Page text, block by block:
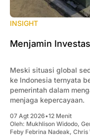
INSIGHT
Menjamin
Meski situasi global
ke Indonesia ternyata
pemerintah dalam
menjaga kepercayaan.
07 Agt 2026•12 Menit
Oleh: Mukhlison Widodo,
Feby Febrina Nadeak, Chris